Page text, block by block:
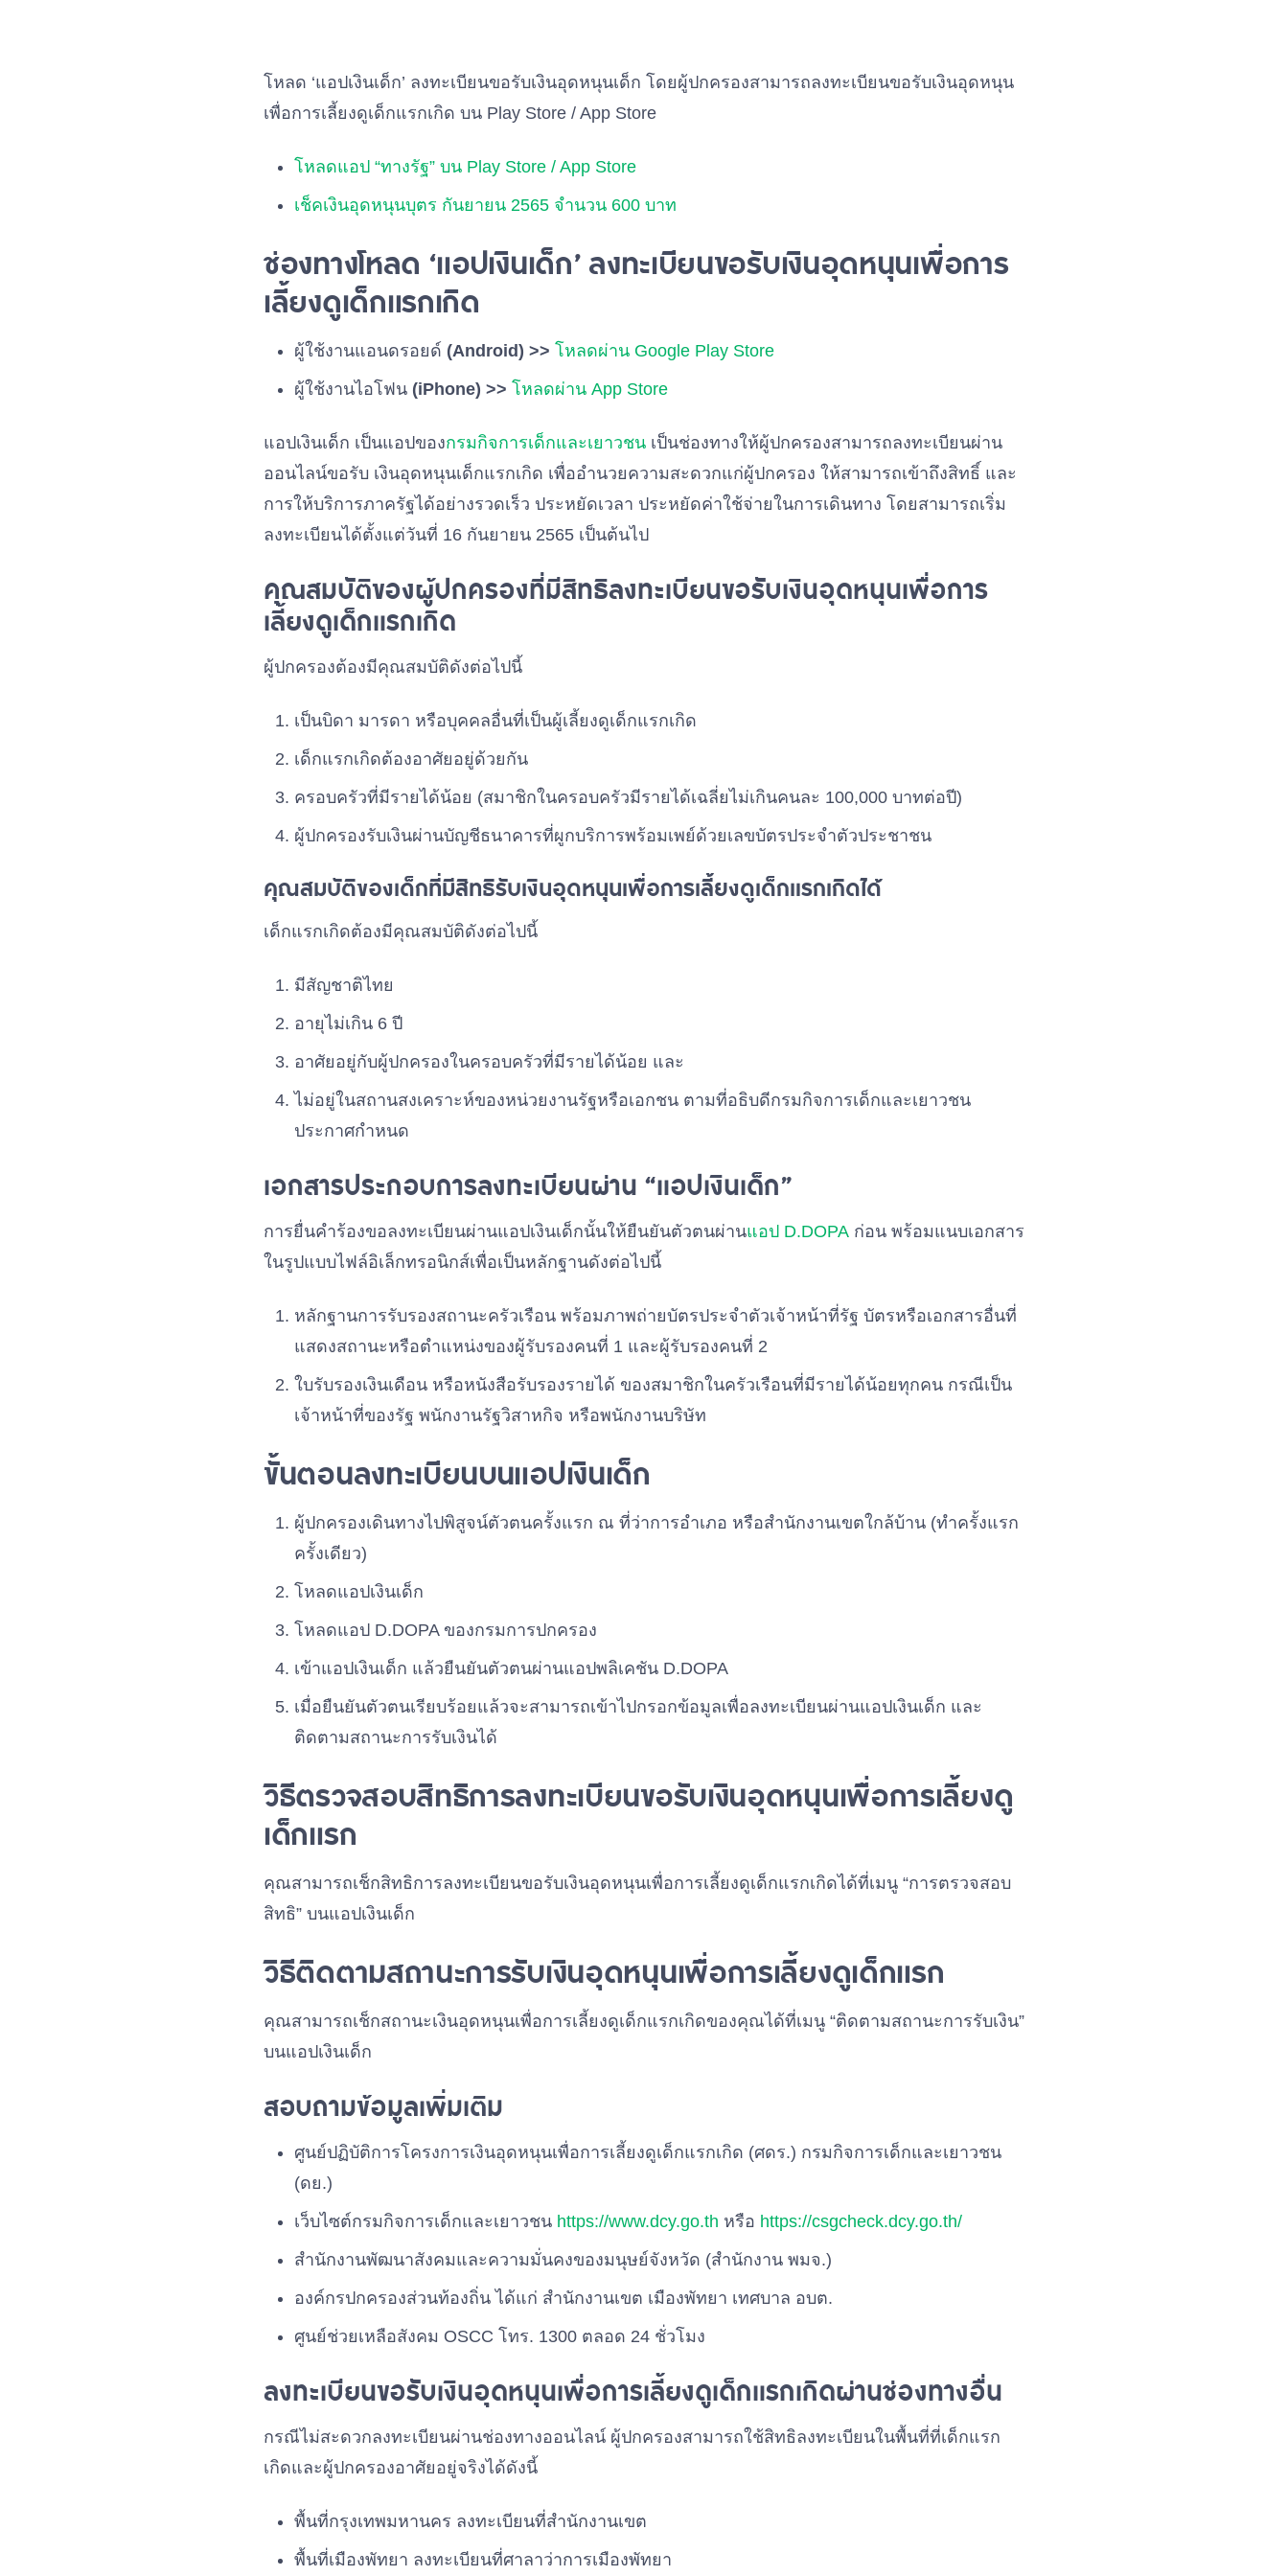
โหลด ‘แอปเงินเด็ก’ ลงทะเบียนขอรับเงินอุดหนุนเด็ก โดยผู้ปกครองสามารถลงทะเบียนขอรับเงินอุดหนุน
เพื่อการเลี้ยงดูเด็กแรกเกิด บน Play Store / App Store
โหลดแอป “ทางรัฐ” บน Play Store / App Store
เช็คเงินอุดหนุนบุตร กันยายน 2565 จำนวน 600 บาท
ช่องทางโหลด ‘แอปเงินเด็ก’ ลงทะเบียนขอรับเงินอุดหนุนเพื่อการ
เลี้ยงดูเด็กแรกเกิด
ผู้ใช้งานแอนดรอยด์ (Android) >> โหลดผ่าน Google Play Store
ผู้ใช้งานไอโฟน (iPhone) >> โหลดผ่าน App Store
แอปเงินเด็ก เป็นแอปของกรมกิจการเด็กและเยาวชน เป็นช่องทางให้ผู้ปกครองสามารถลงทะเบียนผ่าน
ออนไลน์ขอรับ เงินอุดหนุนเด็กแรกเกิด เพื่ออำนวยความสะดวกแก่ผู้ปกครอง ให้สามารถเข้าถึงสิทธิ์ และ
การให้บริการภาครัฐได้อย่างรวดเร็ว ประหยัดเวลา ประหยัดค่าใช้จ่ายในการเดินทาง โดยสามารถเริ่ม
ลงทะเบียนได้ตั้งแต่วันที่ 16 กันยายน 2565 เป็นต้นไป
คุณสมบัติของผู้ปกครองที่มีสิทธิลงทะเบียนขอรับเงินอุดหนุนเพื่อการ
เลี้ยงดูเด็กแรกเกิด
ผู้ปกครองต้องมีคุณสมบัติดังต่อไปนี้
เป็นบิดา มารดา หรือบุคคลอื่นที่เป็นผู้เลี้ยงดูเด็กแรกเกิด
เด็กแรกเกิดต้องอาศัยอยู่ด้วยกัน
ครอบครัวที่มีรายได้น้อย (สมาชิกในครอบครัวมีรายได้เฉลี่ยไม่เกินคนละ 100,000 บาทต่อปี)
ผู้ปกครองรับเงินผ่านบัญชีธนาคารที่ผูกบริการพร้อมเพย์ด้วยเลขบัตรประจำตัวประชาชน
คุณสมบัติของเด็กที่มีสิทธิรับเงินอุดหนุนเพื่อการเลี้ยงดูเด็กแรกเกิดได้
เด็กแรกเกิดต้องมีคุณสมบัติดังต่อไปนี้
มีสัญชาติไทย
อายุไม่เกิน 6 ปี
อาศัยอยู่กับผู้ปกครองในครอบครัวที่มีรายได้น้อย และ
ไม่อยู่ในสถานสงเคราะห์ของหน่วยงานรัฐหรือเอกชน ตามที่อธิบดีกรมกิจการเด็กและเยาวชน
ประกาศกำหนด
เอกสารประกอบการลงทะเบียนผ่าน “แอปเงินเด็ก”
การยื่นคำร้องขอลงทะเบียนผ่านแอปเงินเด็กนั้นให้ยืนยันตัวตนผ่านแอป D.DOPA ก่อน พร้อมแนบเอกสาร
ในรูปแบบไฟล์อิเล็กทรอนิกส์เพื่อเป็นหลักฐานดังต่อไปนี้
หลักฐานการรับรองสถานะครัวเรือน พร้อมภาพถ่ายบัตรประจำตัวเจ้าหน้าที่รัฐ บัตรหรือเอกสารอื่นที่
แสดงสถานะหรือตำแหน่งของผู้รับรองคนที่ 1 และผู้รับรองคนที่ 2
ใบรับรองเงินเดือน หรือหนังสือรับรองรายได้ ของสมาชิกในครัวเรือนที่มีรายได้น้อยทุกคน กรณีเป็น
เจ้าหน้าที่ของรัฐ พนักงานรัฐวิสาหกิจ หรือพนักงานบริษัท
ขั้นตอนลงทะเบียนบนแอปเงินเด็ก
ผู้ปกครองเดินทางไปพิสูจน์ตัวตนครั้งแรก ณ ที่ว่าการอำเภอ หรือสํานักงานเขตใกล้บ้าน (ทำครั้งแรก
ครั้งเดียว)
โหลดแอปเงินเด็ก
โหลดแอป D.DOPA ของกรมการปกครอง
เข้าแอปเงินเด็ก แล้วยืนยันตัวตนผ่านแอปพลิเคชัน D.DOPA
เมื่อยืนยันตัวตนเรียบร้อยแล้วจะสามารถเข้าไปกรอกข้อมูลเพื่อลงทะเบียนผ่านแอปเงินเด็ก และ
ติดตามสถานะการรับเงินได้
วิธีตรวจสอบสิทธิการลงทะเบียนขอรับเงินอุดหนุนเพื่อการเลี้ยงดู
เด็กแรก
คุณสามารถเช็กสิทธิการลงทะเบียนขอรับเงินอุดหนุนเพื่อการเลี้ยงดูเด็กแรกเกิดได้ที่เมนู “การตรวจสอบ
สิทธิ” บนแอปเงินเด็ก
วิธีติดตามสถานะการรับเงินอุดหนุนเพื่อการเลี้ยงดูเด็กแรก
คุณสามารถเช็กสถานะเงินอุดหนุนเพื่อการเลี้ยงดูเด็กแรกเกิดของคุณได้ที่เมนู “ติดตามสถานะการรับเงิน”
บนแอปเงินเด็ก
สอบถามข้อมูลเพิ่มเติม
ศูนย์ปฏิบัติการโครงการเงินอุดหนุนเพื่อการเลี้ยงดูเด็กแรกเกิด (ศดร.) กรมกิจการเด็กและเยาวชน
(ดย.)
เว็บไซต์กรมกิจการเด็กและเยาวชน https://www.dcy.go.th หรือ https://csgcheck.dcy.go.th/
สํานักงานพัฒนาสังคมและความมั่นคงของมนุษย์จังหวัด (สำนักงาน พมจ.)
องค์กรปกครองส่วนท้องถิ่น ได้แก่ สำนักงานเขต เมืองพัทยา เทศบาล อบต.
ศูนย์ช่วยเหลือสังคม OSCC โทร. 1300 ตลอด 24 ชั่วโมง
ลงทะเบียนขอรับเงินอุดหนุนเพื่อการเลี้ยงดูเด็กแรกเกิดผ่านช่องทางอื่น
กรณีไม่สะดวกลงทะเบียนผ่านช่องทางออนไลน์ ผู้ปกครองสามารถใช้สิทธิลงทะเบียนในพื้นที่ที่เด็กแรก
เกิดและผู้ปกครองอาศัยอยู่จริงได้ดังนี้
พื้นที่กรุงเทพมหานคร ลงทะเบียนที่สํานักงานเขต
พื้นที่เมืองพัทยา ลงทะเบียนที่ศาลาว่าการเมืองพัทยา